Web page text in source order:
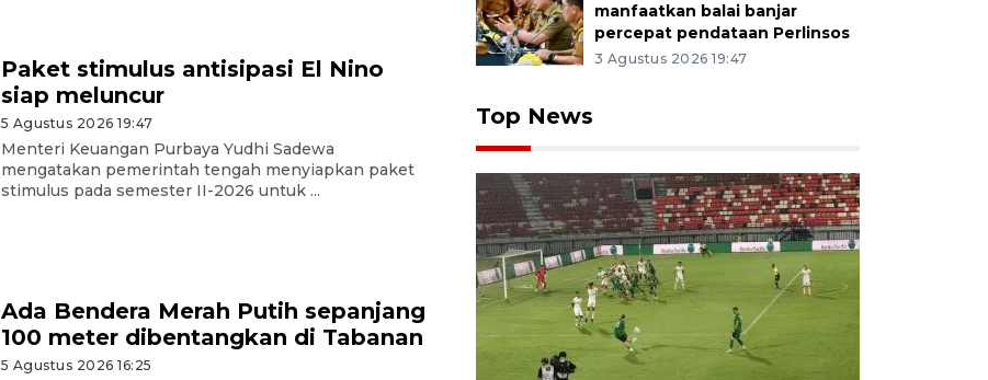
Paket stimulus antisipasi El Nino
siap meluncur
5 Agustus 2026 19:47
Menteri Keuangan Purbaya Yudhi Sadewa
mengatakan pemerintah tengah menyiapkan paket
stimulus pada semester II-2026 untuk ...
Ada Bendera Merah Putih sepanjang
100 meter dibentangkan di Tabanan
5 Agustus 2026 16:25
manfaatkan balai banjar
percepat pendataan Perlinsos
3 Agustus 2026 19:47
Top News